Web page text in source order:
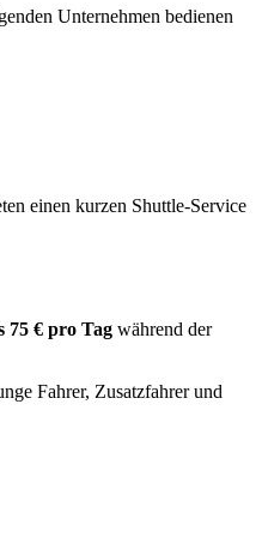
Unternehmen bedienen
einen kurzen Shuttle-Service
75 € pro Tag während der
Fahrer, Zusatzfahrer und